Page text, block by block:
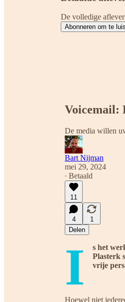
De volledige
Abonneren om te
Voicemail:
De media willen
Bart Nijman
mei 29, 2024
∙ Betaald
11
4
1
Delen
I s het
Plasterk
vrije
Hoewel niet